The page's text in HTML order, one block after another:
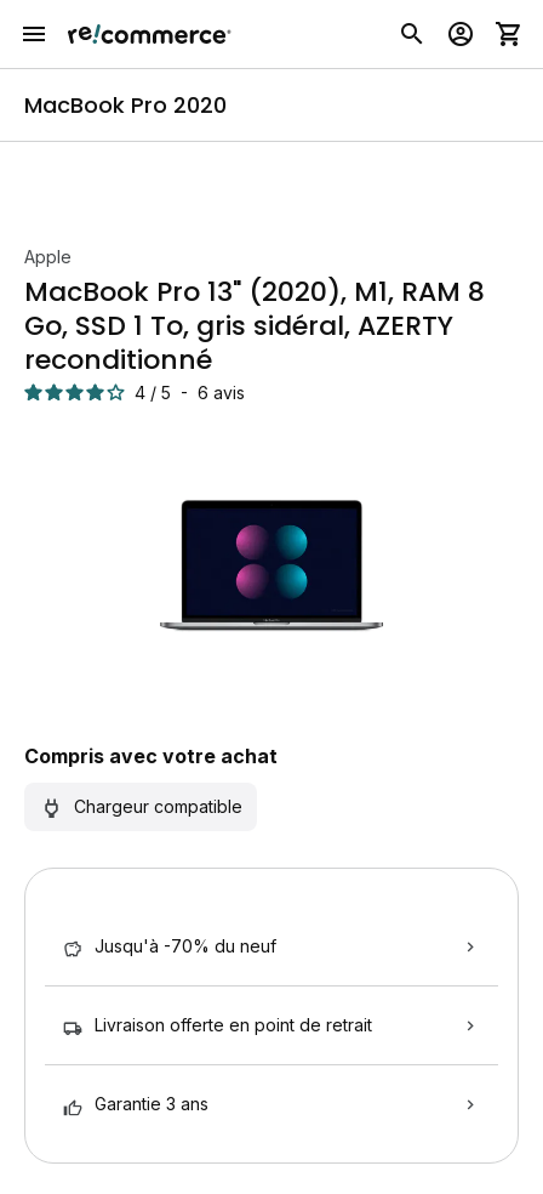
MacBook Pro 2020
Apple
MacBook Pro 13" (2020), M1, RAM 8
Go, SSD 1 To, gris sidéral, AZERTY
reconditionné
4 / 5 - 6 avis
Compris avec votre achat
Chargeur compatible
Jusqu'à -70% du neuf
Livraison offerte en point de retrait
Garantie 3 ans